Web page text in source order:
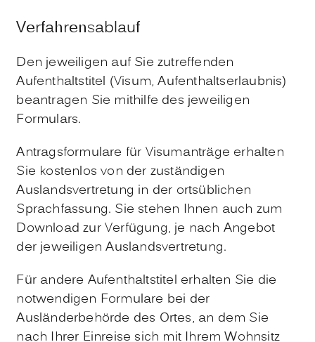
Verfahrensablauf
Den jeweiligen auf Sie zutreffenden
Aufenthaltstitel (Visum, Aufenthaltserlaubnis)
beantragen Sie mithilfe des jeweiligen
Formulars.
Antragsformulare für Visumanträge erhalten
Sie kostenlos von der zuständigen
Auslandsvertretung in der ortsüblichen
Sprachfassung. Sie stehen Ihnen auch zum
Download zur Verfügung, je nach Angebot
der jeweiligen Auslandsvertretung.
Für andere Aufenthaltstitel erhalten Sie die
notwendigen Formulare bei der
Ausländerbehörde des Ortes, an dem Sie
nach Ihrer Einreise sich mit Ihrem Wohnsitz